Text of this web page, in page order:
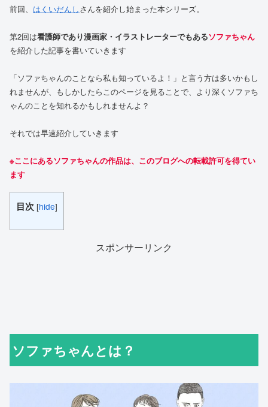
前回、 はくいだんしさんを紹介し始まった本シリーズ。
第2回は看護師であり漫画家・イラストレーターでもあるソファちゃん
を紹介した記事を書いていきます
「ソファちゃんのことなら私も知っているよ！」と言う方は多いかもし
れませんが、もしかしたらこのページを見ることで、より深くソファち
ゃんのことを知れるかもしれませんよ？
それでは早速紹介していきます
※ここにあるソファちゃんの作品は、このブログへの転載許可を得てい
ます
目次 [hide]
スポンサーリンク
ソファちゃんとは？